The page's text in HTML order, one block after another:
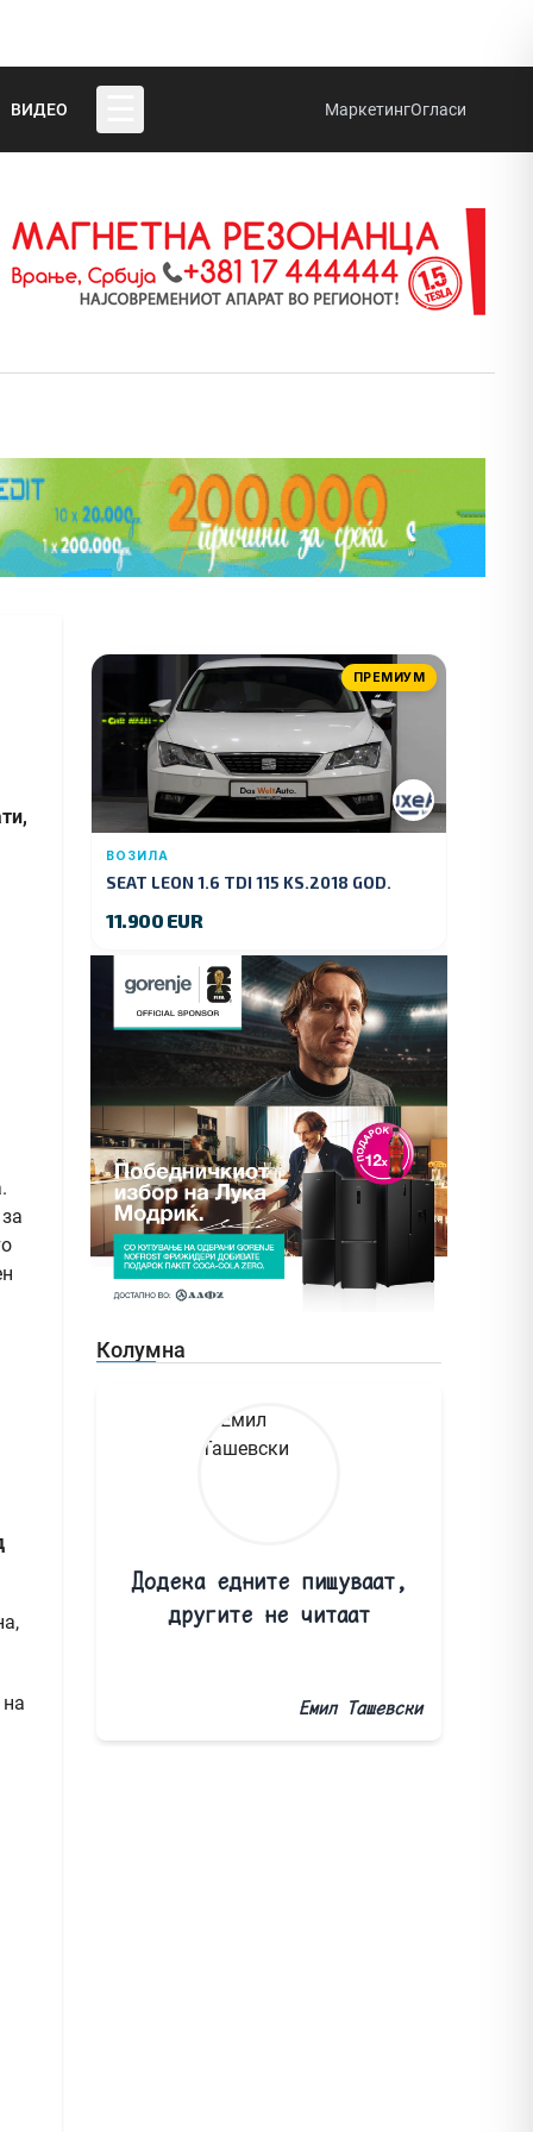
ВИДЕО МаркетингОгласи
ПРЕМИУМ
ВОЗИЛА
SEAT LEON 1.6 TDI 115 KS.2018 GOD.
11.900 EUR
Колумна
Додека едните пишуваат,
другите не читаат
Емил Ташевски